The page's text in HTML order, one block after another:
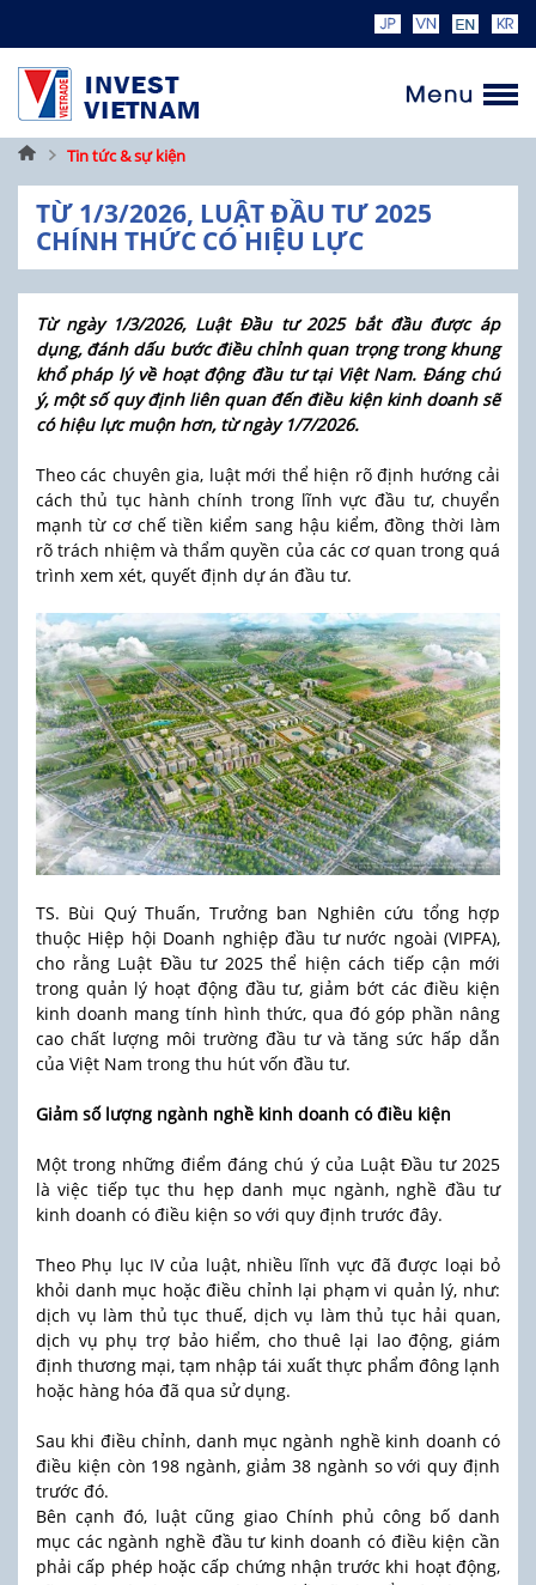
Trang
chủ
Tin tức & sự kiện
TỪ 1/3/2026, LUẬT ĐẦU TƯ 2025
CHÍNH THỨC CÓ HIỆU LỰC
Từ ngày 1/3/2026, Luật Đầu tư 2025 bắt đầu được áp
dụng, đánh dấu bước điều chỉnh quan trọng trong khung
khổ pháp lý về hoạt động đầu tư tại Việt Nam. Đáng chú
ý, một số quy định liên quan đến điều kiện kinh doanh sẽ
có hiệu lực muộn hơn, từ ngày 1/7/2026.
Theo các chuyên gia, luật mới thể hiện rõ định hướng cải
cách thủ tục hành chính trong lĩnh vực đầu tư, chuyển
mạnh từ cơ chế tiền kiểm sang hậu kiểm, đồng thời làm
rõ trách nhiệm và thẩm quyền của các cơ quan trong quá
trình xem xét, quyết định dự án đầu tư.
TS. Bùi Quý Thuấn, Trưởng ban Nghiên cứu tổng hợp
thuộc Hiệp hội Doanh nghiệp đầu tư nước ngoài (VIPFA),
cho rằng Luật Đầu tư 2025 thể hiện cách tiếp cận mới
trong quản lý hoạt động đầu tư, giảm bớt các điều kiện
kinh doanh mang tính hình thức, qua đó góp phần nâng
cao chất lượng môi trường đầu tư và tăng sức hấp dẫn
của Việt Nam trong thu hút vốn đầu tư.
Giảm số lượng ngành nghề kinh doanh có điều kiện
Một trong những điểm đáng chú ý của Luật Đầu tư 2025
là việc tiếp tục thu hẹp danh mục ngành, nghề đầu tư
kinh doanh có điều kiện so với quy định trước đây.
Theo Phụ lục IV của luật, nhiều lĩnh vực đã được loại bỏ
khỏi danh mục hoặc điều chỉnh lại phạm vi quản lý, như:
dịch vụ làm thủ tục thuế, dịch vụ làm thủ tục hải quan,
dịch vụ phụ trợ bảo hiểm, cho thuê lại lao động, giám
định thương mại, tạm nhập tái xuất thực phẩm đông lạnh
hoặc hàng hóa đã qua sử dụng.
Sau khi điều chỉnh, danh mục ngành nghề kinh doanh có
điều kiện còn 198 ngành, giảm 38 ngành so với quy định
trước đó.
Bên cạnh đó, luật cũng giao Chính phủ công bố danh
mục các ngành nghề đầu tư kinh doanh có điều kiện cần
phải cấp phép hoặc cấp chứng nhận trước khi hoạt động,